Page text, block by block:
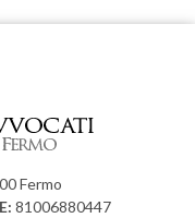
Fermo
81006880447